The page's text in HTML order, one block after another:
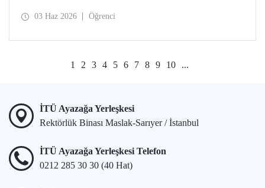
03 Haz 2026 Öğrenci
1 2 3 4 5 6 7 8 9 10 ...
İTÜ Ayazağa Yerleşkesi
Rektörlük Binası Maslak-Sarıyer / İstanbul
İTÜ Ayazağa Yerleşkesi Telefon
0212 285 30 30 (40 Hat)